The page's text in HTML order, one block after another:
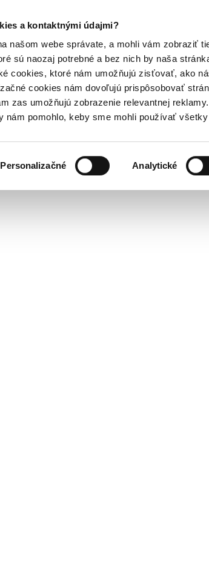
a kontaktnými údajmi?
našom webe správate, a mohli vám zobraziť
sú naozaj potrebné a bez nich by naša
cookies, ktoré nám umožňujú zisťovať, ako
cookies nám dovoľujú prispôsobovať
zas umožňujú zobrazenie relevantnej
nám pomohlo, keby sme mohli používať
Personalizačné Analytické